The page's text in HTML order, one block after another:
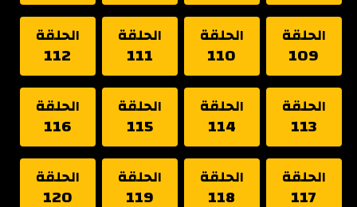
الحلقة
109
الحلقة
110
الحلقة
111
الحلقة
112
الحلقة
113
الحلقة
114
الحلقة
115
الحلقة
116
الحلقة
117
الحلقة
118
الحلقة
119
الحلقة
120